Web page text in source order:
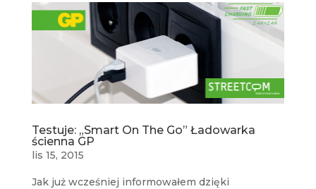
Testuje: „Smart On The Go” Ładowarka
ścienna GP
lis 15, 2015
Jak już wcześniej informowałem dzięki